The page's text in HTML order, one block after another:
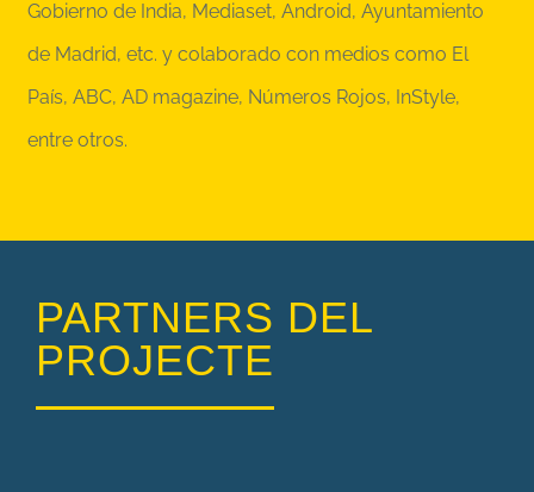
Gobierno de India, Mediaset, Android, Ayuntamiento
de Madrid, etc. y colaborado con medios como El
País, ABC, AD magazine, Números Rojos, InStyle,
entre otros.
PARTNERS DEL
PROJECTE